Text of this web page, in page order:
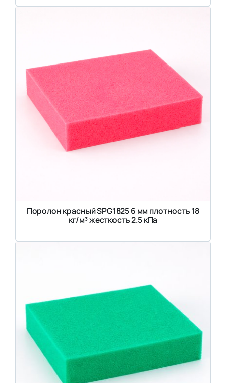
Поролон красный SPG1825 6 мм плотность 18
кг/м³ жесткость 2.5 кПа